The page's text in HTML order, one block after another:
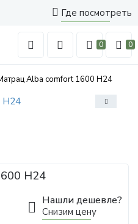
Где посмотреть
0 0
Alba comfort 1600 H24
H24
Нашли дешевле?
Снизим цену